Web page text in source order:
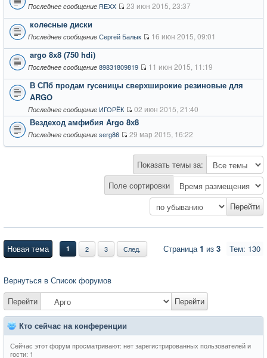
Последнее сообщение REXX 23 июн 2015, 23:37
колесные диски
Последнее сообщение Сергей Балык 16 июн 2015, 09:01
argo 8х8 (750 hdi)
Последнее сообщение 89831809819 11 июн 2015, 11:19
В СПб продам гусеницы сверхширокие резиновые для
ARGO
Последнее сообщение ИГОРЁК 02 июн 2015, 21:40
Вездеход амфибия Argo 8х8
Последнее сообщение serg86 29 мар 2015, 16:22
Показать темы за:
Поле сортировки
Новая тема Тем: 130
1 2 3 След. Страница1 из 3
Вернуться в Список форумов
Перейти
Перейти
Кто сейчас на конференции
Сейчас этот форум просматривают: нет зарегистрированных пользователей и
гости: 1